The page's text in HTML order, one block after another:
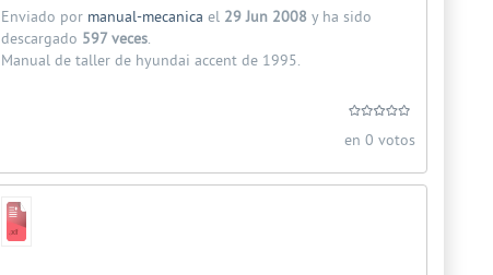
Enviado por manual-mecanica el 29 Jun 2008 y ha sido
descargado 597 veces.
Manual de taller de hyundai accent de 1995.
en 0 votos